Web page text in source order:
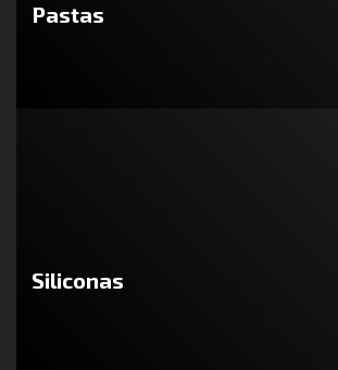
Pastas
Siliconas